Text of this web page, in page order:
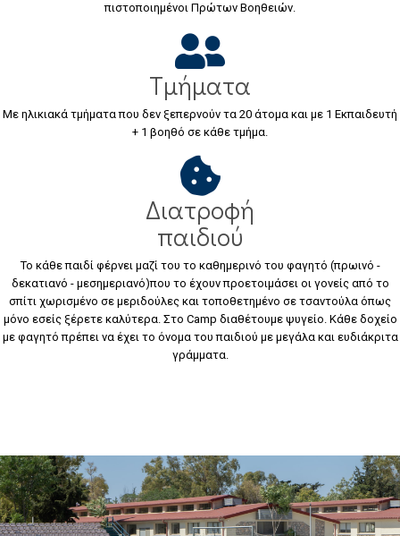
πιστοποιημένοι Πρώτων Βοηθειών.
Τμήματα
Με ηλικιακά τμήματα που δεν ξεπερνούν τα 20 άτομα και με 1 Εκπαιδευτή
+ 1 βοηθό σε κάθε τμήμα.
Διατροφή
παιδιού
Το κάθε παιδί φέρνει μαζί του το καθημερινό του φαγητό (πρωινό -
δεκατιανό - μεσημεριανό)που το έχουν προετοιμάσει οι γονείς από το
σπίτι χωρισμένο σε μεριδούλες και τοποθετημένο σε τσαντούλα όπως
μόνο εσείς ξέρετε καλύτερα. Στο Camp διαθέτουμε ψυγείο. Κάθε δοχείο
με φαγητό πρέπει να έχει το όνομα του παιδιού με μεγάλα και ευδιάκριτα
γράμματα.